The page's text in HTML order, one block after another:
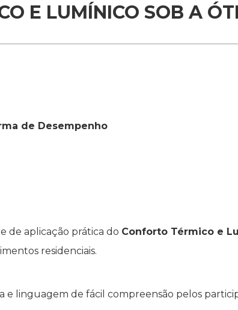
E LUMÍNICO SOB A
de Desempenho
de aplicação prática do Conforto Térmico e
residenciais.
linguagem de fácil compreensão pelos